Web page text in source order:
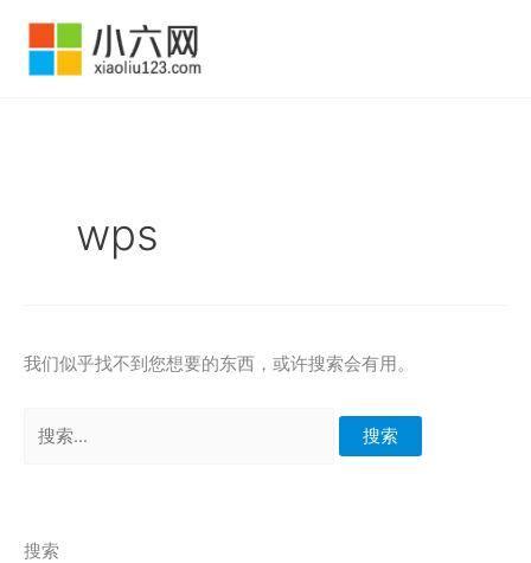
wps
我们似乎找不到您想要的东西，或许搜索会有用。
索：
搜索